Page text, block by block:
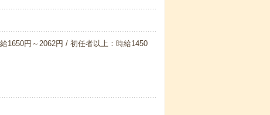
1650円～2062円 / 初任者以上：時給1450